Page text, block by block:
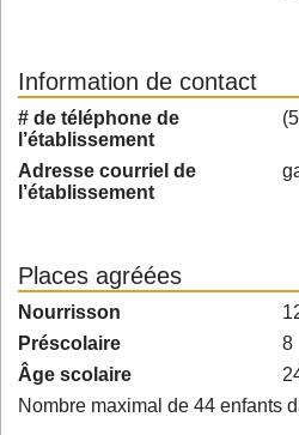
Information de contact
# de téléphone de
l’établissement
Adresse courriel de
l’établissement
Places agréées
Nourrisson
Préscolaire
8
Âge scolaire
Nombre maximal de 44 enfants